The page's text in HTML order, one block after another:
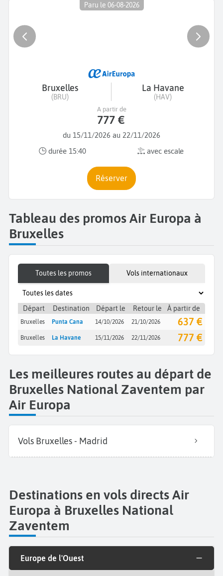
Paru le 06-08-2026
Bruxelles
(BRU)
La Havane
(HAV)
du 15/11/2026 au 22/11/2026
durée 15:40
avec escale
A partir de
777 €
Réserver
Tableau des promos Air Europa à
Bruxelles
Toutes les promos Vols internationaux
Départ Destination Départ le Retour le À partir de
Bruxelles Punta Cana 14/10/2026 21/10/2026 637 €
Bruxelles La Havane 15/11/2026 22/11/2026 777 €
Les meilleures routes au départ de
Bruxelles National Zaventem par
Air Europa
Vols Bruxelles - Madrid
Destinations en vols directs Air
Europa à Bruxelles National
Zaventem
Europe de l'Ouest